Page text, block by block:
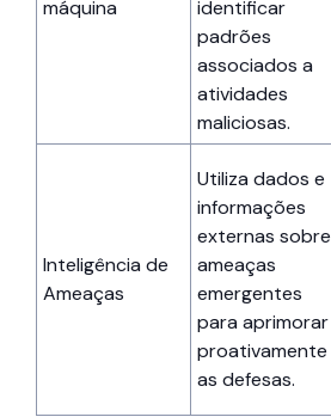
máquina
identificar
padrões
associados a
atividades
maliciosas.
Inteligência de
Ameaças
Utiliza dados e
informações
externas sobre
ameaças
emergentes
para aprimorar
proativamente
as defesas.